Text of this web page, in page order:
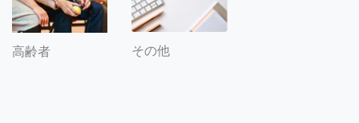
高齢者 その他